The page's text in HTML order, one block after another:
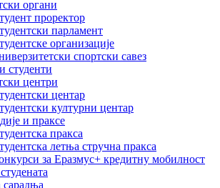
органи
проректор
парламент
организације
спортски савез
студенти
центри
центар
културни центар
и праксе
пракса
летња стручна пракса
за Еразмус+ кредитну мобилност